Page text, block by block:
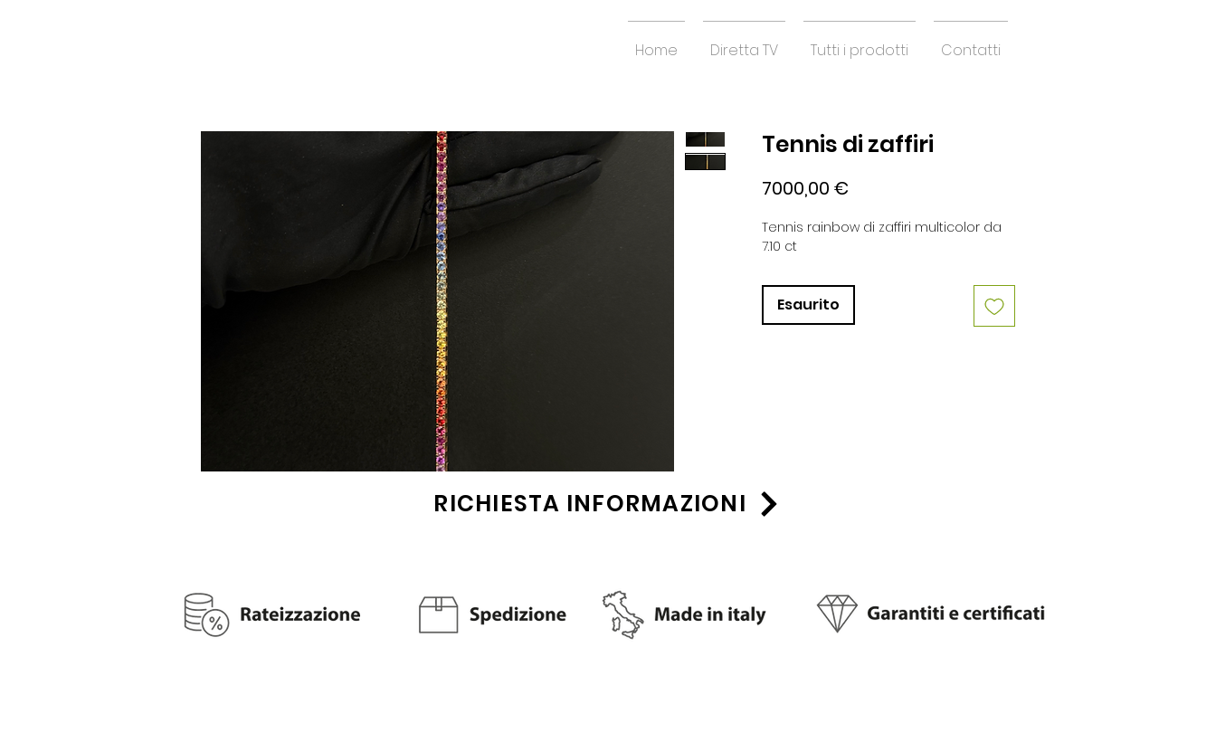
Home Diretta TV Tutti i prodotti Contatti
Tennis di zaffiri
7000,00 €
Tennis rainbow di zaffiri multicolor da
7.10 ct
Esaurito
RICHIESTA INFORMAZIONI